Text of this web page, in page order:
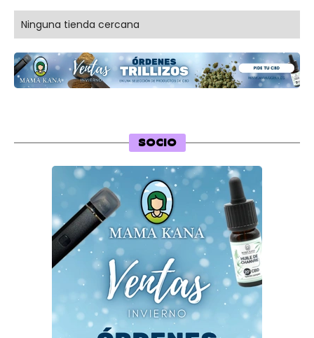
Ninguna tienda cercana
SOCIO